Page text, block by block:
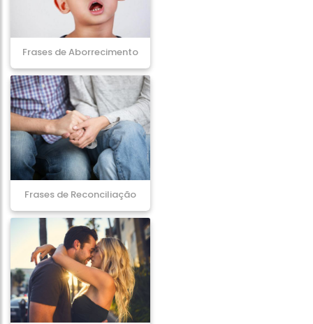
Frases de Aborrecimento
Frases de Reconciliação